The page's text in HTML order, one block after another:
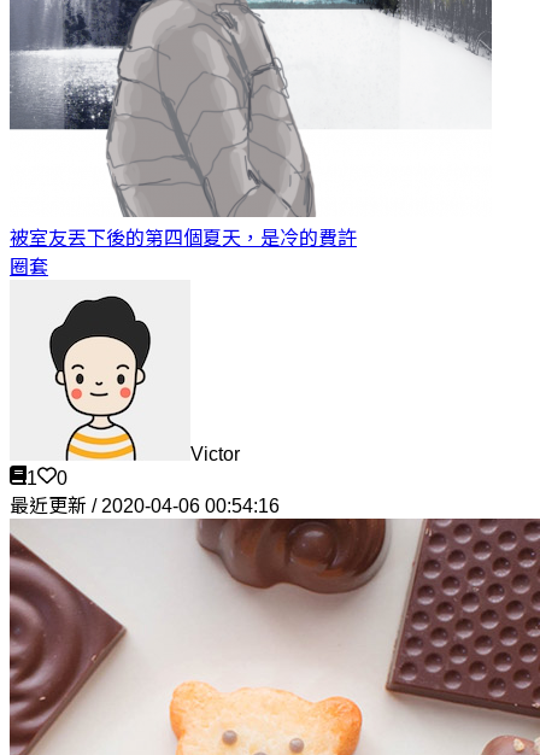
被室友丟下後的第四個夏天，是冷的費許
圈套
Victor
1
0
最近更新 / 2020-04-06 00:54:16